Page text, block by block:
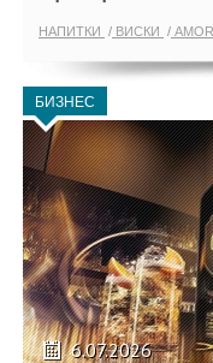
НАПИТКИ ВИСКИ AMOR
БИЗНЕС
6.07.2026